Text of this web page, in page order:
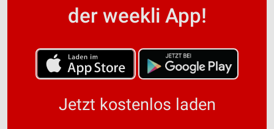
der weekli App!
Jetzt kostenlos laden